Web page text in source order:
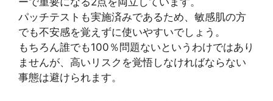
パッチテストも実施済みであるため、敏感肌の方
でも不安感を覚えずに使いやすいでしょう。
もちろん誰でも100％問題ないというわけではあり
ませんが、高いリスクを覚悟しなければならない
事態は避けられます。